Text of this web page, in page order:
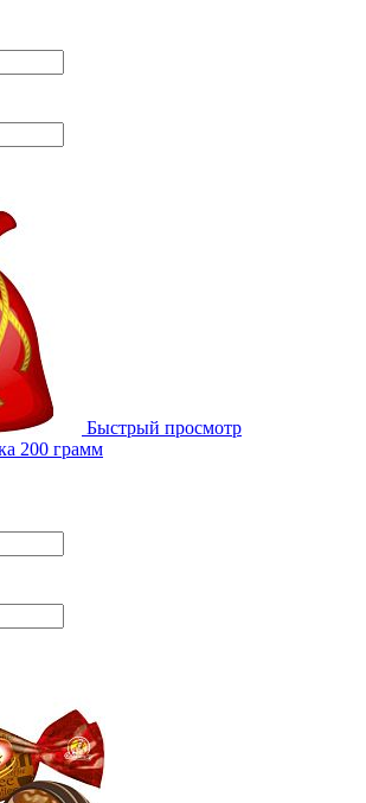
Быстрый просмотр
200 грамм